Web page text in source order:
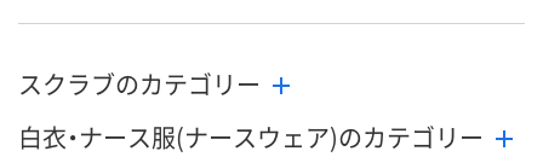
スクラブのカテゴリー
白衣・ナース服(ナースウェア)のカテゴリー